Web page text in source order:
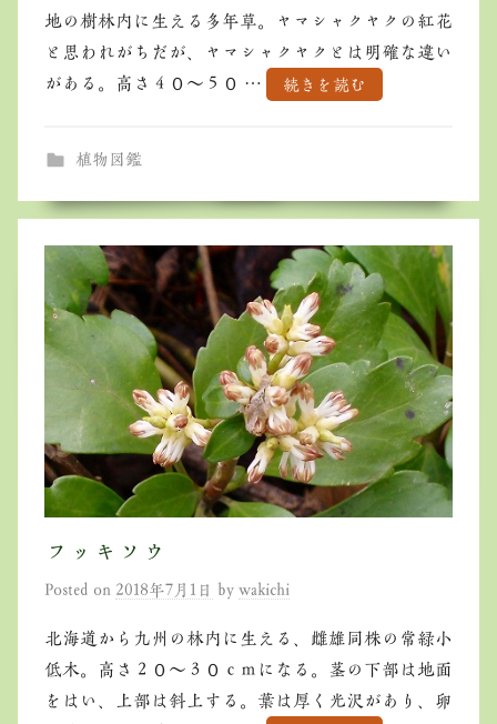
地の樹林内に生える多年草。ヤマシャクヤクの紅花
と思われがちだが、ヤマシャクヤクとは明確な違い
がある。高さ４０～５０ …
続きを読む
植物図鑑
フッキソウ
Posted on 2018年7月1日 by wakichi
北海道から九州の林内に生える、雌雄同株の常緑小
低木。高さ２０～３０ｃｍになる。茎の下部は地面
をはい、上部は斜上する。葉は厚く光沢があり、卵